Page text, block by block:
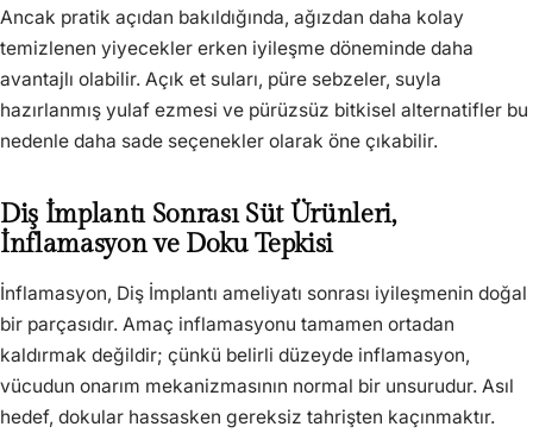
Ancak pratik açıdan bakıldığında, ağızdan daha kolay
temizlenen yiyecekler erken iyileşme döneminde daha
avantajlı olabilir. Açık et suları, püre sebzeler, suyla
hazırlanmış yulaf ezmesi ve pürüzsüz bitkisel alternatifler bu
nedenle daha sade seçenekler olarak öne çıkabilir.
Diş İmplantı Sonrası Süt Ürünleri,
İnflamasyon ve Doku Tepkisi
İnflamasyon, Diş İmplantı ameliyatı sonrası iyileşmenin doğal
bir parçasıdır. Amaç inflamasyonu tamamen ortadan
kaldırmak değildir; çünkü belirli düzeyde inflamasyon,
vücudun onarım mekanizmasının normal bir unsurudur. Asıl
hedef, dokular hassasken gereksiz tahrişten kaçınmaktır.